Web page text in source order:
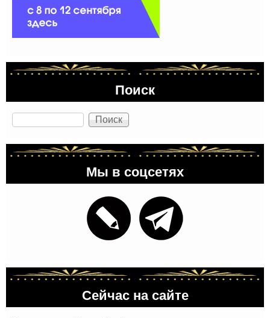
Поиск
Поиск
Мы в соцсетях
Сейчас на сайте